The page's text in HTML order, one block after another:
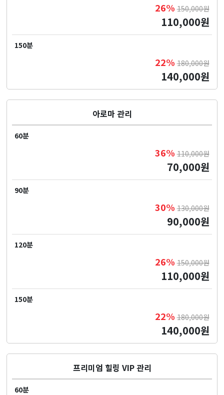
26% 150,000원
110,000원
150분
22% 180,000원
140,000원
아로마 관리
60분
36% 110,000원
70,000원
90분
30% 130,000원
90,000원
120분
26% 150,000원
110,000원
150분
22% 180,000원
140,000원
프리미엄 힐링 VIP 관리
60분